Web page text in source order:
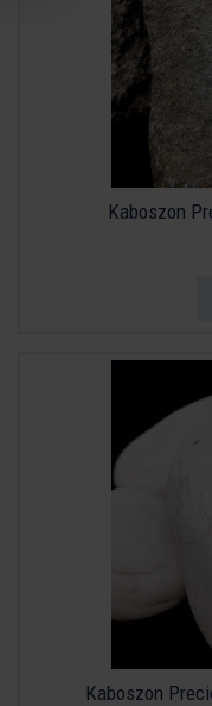
Kaboszon
Kaboszon